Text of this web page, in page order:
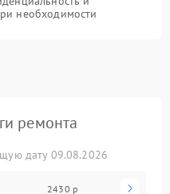
необходимости
ремонта
дату 09.08.2026
2430 р